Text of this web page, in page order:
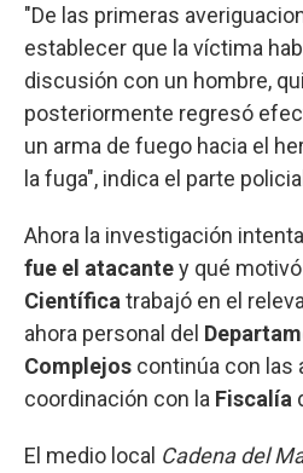
"De las primeras
establecer que la víctima
discusión con un hombre,
posteriormente regresó
un arma de fuego hacia el
la fuga", indica el parte
Ahora la investigación
fue el atacantey qué
Científica trabajó en el
ahora personal del
Complejos continúa con las
coordinación con la Fiscalía
El medio local Cadena del